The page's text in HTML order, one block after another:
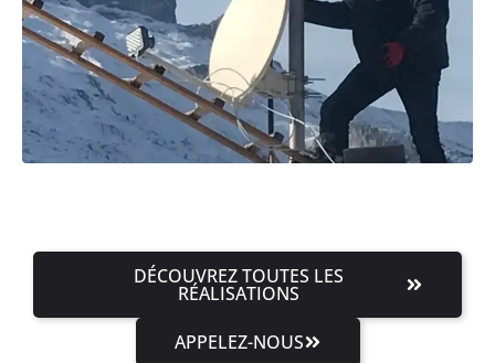
DÉCOUVREZ TOUTES LES
RÉALISATIONS
APPELEZ-NOUS